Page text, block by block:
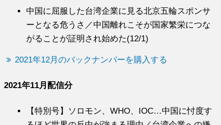
中国に屈服した台湾企業に見る北京五輪スポンサ
ーとなる危うさ／中国離れこそが国家繁栄につな
がることが証明され始めた(12/1)
2021年12月のバックナンバーを購入する
2021年11月配信分
【特別号】ソロモン、WHO、IOC…中国に忖度す